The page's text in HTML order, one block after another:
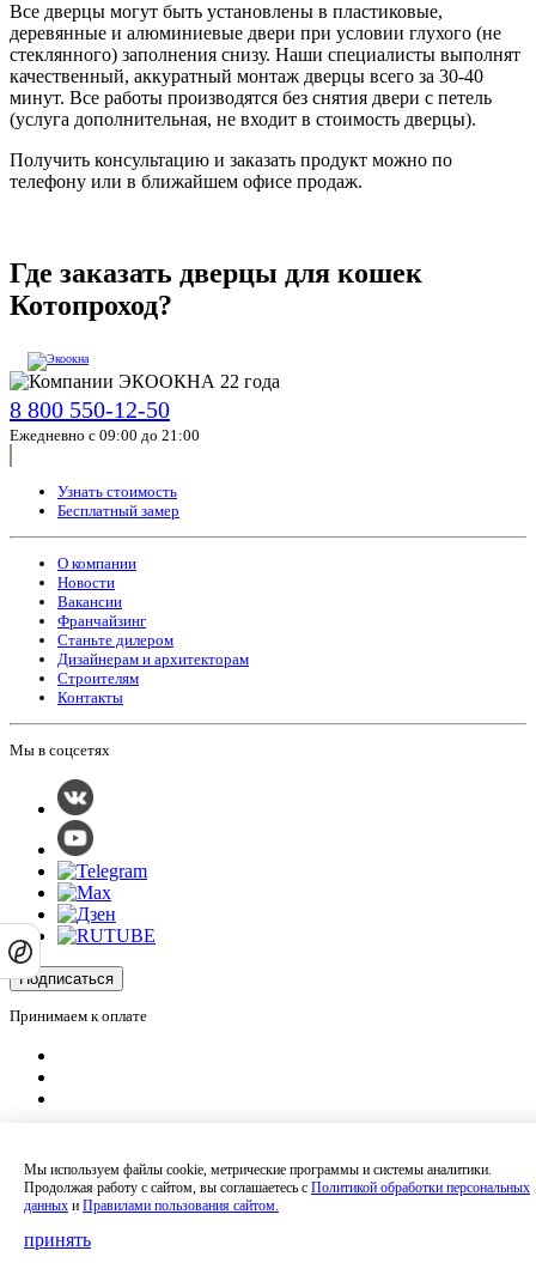
Все дверцы могут быть установлены в пластиковые,
деревянные и алюминиевые двери при условии глухого (не
стеклянного) заполнения снизу. Наши специалисты выполнят
качественный, аккуратный монтаж дверцы всего за 30-40
минут. Все работы производятся без снятия двери с петель
(услуга дополнительная, не входит в стоимость дверцы).
Получить консультацию и заказать продукт можно по
телефону или в ближайшем офисе продаж.
Где заказать дверцы для кошек
Котопроход?
8 800 550-12-50
Ежедневно с 09:00 до 21:00
Узнать стоимость
Бесплатный замер
О компании
Новости
Вакансии
Франчайзинг
Станьте дилером
Дизайнерам и архитекторам
Строителям
Контакты
Мы в соцсетях
Подписаться
Принимаем к оплате
Оставляя на сайте свои контактные данные, Вы даете согласие на обработку
своих персональных данных в соответствии сполитикой
конфиденциальности .
Сайт не является публичной офертой и носит информационный характер.
Политика обработки персональных данных
персональных данных
Мы используем файлы cookie, метрические программы и системы аналитики.
Продолжая работу с сайтом, вы соглашаетесь с Политикой обработки персональных
данных и Правилами пользования сайтом.
принять